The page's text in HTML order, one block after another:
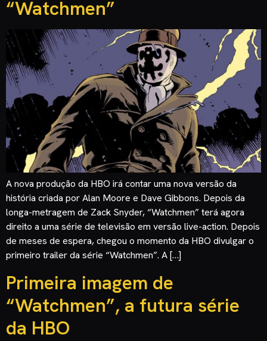
“Watchmen”
A nova produção da HBO irá contar uma nova versão da
história criada por Alan Moore e Dave Gibbons. Depois da
longa-metragem de Zack Snyder, “Watchmen” terá agora
direito a uma série de televisão em versão live-action. Depois
de meses de espera, chegou o momento da HBO divulgar o
primeiro trailer da série “Watchmen”. A […]
Primeira imagem de
“Watchmen”, a futura série
da HBO